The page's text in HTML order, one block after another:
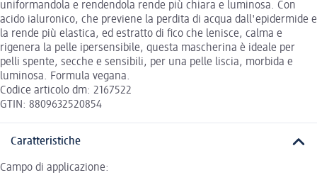
uniformandola e rendendola rende più chiara e luminosa. Con
acido ialuronico, che previene la perdita di acqua dall'epidermide e
la rende più elastica, ed estratto di fico che lenisce, calma e
rigenera la pelle ipersensibile, questa mascherina è ideale per
pelli spente, secche e sensibili, per una pelle liscia, morbida e
luminosa. Formula vegana.
Codice articolo dm: 2167522
GTIN: 8809632520854
Caratteristiche
Campo di applicazione: